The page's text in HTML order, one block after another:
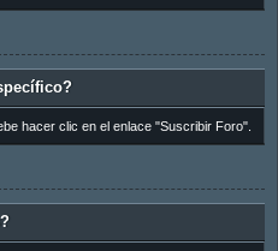
hacer clic en el enlace "Suscribir Foro".